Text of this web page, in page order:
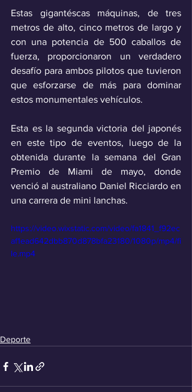
Estas gigantéscas máquinas, de tres
metros de alto, cinco metros de largo y
con una potencia de 500 caballos de
fuerza, proporcionaron un verdadero
desafío para ambos pilotos que tuvieron
que esforzarse de más para dominar
estos monumentales vehículos.
Esta es la segunda victoria del japonés
en este tipo de eventos, luego de la
obtenida durante la semana del Gran
Premio de Miami de mayo, donde
venció al australiano Daniel Ricciardo en
una carrera de mini lanchas.
https://video.wixstatic.com/video/fa1841_f92ec
af1ead642dbb870d878bfa23180/1080p/mp4/fi
le.mp4
Deporte